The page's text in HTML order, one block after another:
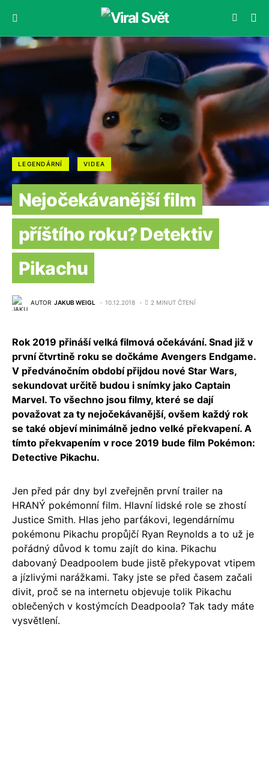
LEGENDÁRNÍ VIDEA
Nejočekávanější film
příštího roku? Detektiv
Pikachu
AUTOR JAKUB WEIGL 10.12.2018 2 MINUT ČTENÍ
Rok 2019 přináší velká filmová očekávání. Snad již v
první čtvrtině roku se dočkáme Avengers Endgame.
V předvánočním období přijdou nové Star Wars,
sekundovat určitě budou i snímky jako Captain
Marvel. To všechno jsou filmy, které se dají
považovat za ty nejočekávanější, ovšem každý rok
se také objeví minimálně jedno velké překvapení. A
tímto překvapením v roce 2019 bude film Pokémon:
Detective Pikachu.
Jen před pár dny byl zveřejněn první trailer na
HRANÝ pokémonní film. Hlavní lidské role se zhostí
Justice Smith. Hlas jeho parťákovi, legendárnímu
pokémonu Pikachu propůjčí Ryan Reynolds a to už je
pořádný důvod k tomu zajít do kina. Pikachu
dabovaný Deadpoolem bude jistě překypovat vtipem
a jízlivými narážkami. Taky jste se před časem začali
divit, proč se na internetu objevuje tolik Pikachu
oblečených v kostýmcích Deadpoola? Tak tady máte
vysvětlení.